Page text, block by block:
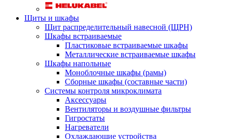
Щиты и шкафы
Щит распределительный навесной (ЩРН)
Шкафы встраиваемые
Пластиковые встраиваемые шкафы
Металлические встраиваемые шкафы
Шкафы напольные
Моноблочные шкафы (рамы)
Сборные шкафы (составные части)
Системы контроля микроклимата
Аксессуары
Вентиляторы и воздушные фильтры
Гигростаты
Нагреватели
Охлаждающие устройства